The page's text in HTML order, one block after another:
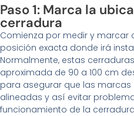
Paso 1: Marca la
cerradura
Comienza por medir y marcar
posición exacta donde irá
Normalmente, estas
aproximada de 90 a 100 cm
para asegurar que las
alineadas y así evitar
funcionamiento de la